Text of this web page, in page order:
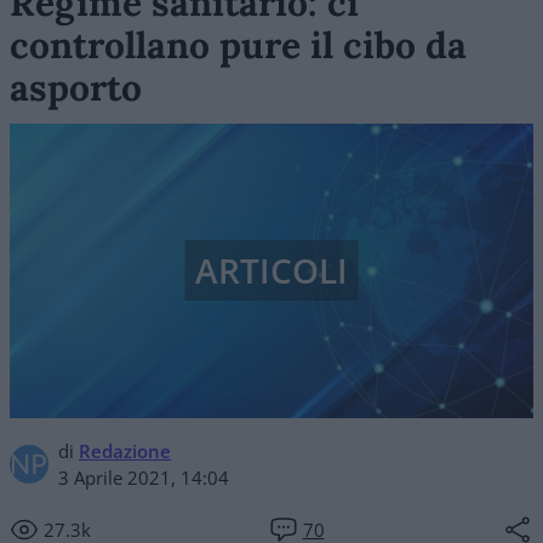
controllano pure il cibo da
asporto
di Redazione
3 Aprile 2021, 14:04
27.3k 70
ARTICOLI